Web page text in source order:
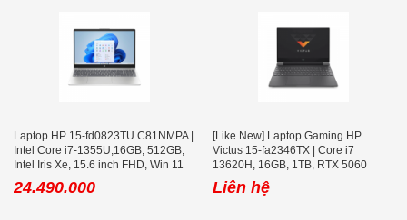
Laptop HP 15-fd0823TU C81NMPA |
Intel Core i7-1355U,16GB, 512GB,
Intel Iris Xe, 15.6 inch FHD, Win 11
24.490.000
[Like New] Laptop Gaming HP
Victus 15-fa2346TX | Core i7
13620H, 16GB, 1TB, RTX 5060
8GB, 15.6 icnh FHD 144Hz
Liên hệ